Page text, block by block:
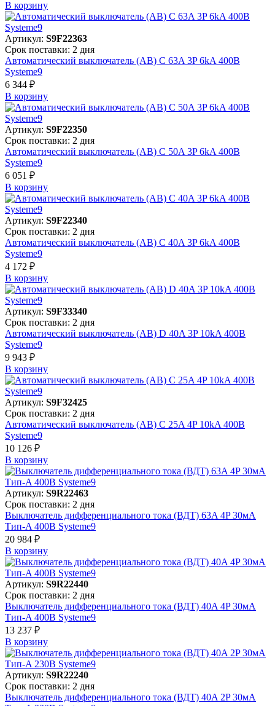
В корзинy
Артикул: S9F22363
Срок поставки: 2 дня
Автоматический выключатель (АВ) C 63A 3P 6kA 400В
Systeme9
6 344 ₽
В корзинy
Артикул: S9F22350
Срок поставки: 2 дня
Автоматический выключатель (АВ) C 50A 3P 6kA 400В
Systeme9
6 051 ₽
В корзинy
Артикул: S9F22340
Срок поставки: 2 дня
Автоматический выключатель (АВ) C 40A 3P 6kA 400В
Systeme9
4 172 ₽
В корзинy
Артикул: S9F33340
Срок поставки: 2 дня
Автоматический выключатель (АВ) D 40A 3P 10kA 400В
Systeme9
9 943 ₽
В корзинy
Артикул: S9F32425
Срок поставки: 2 дня
Автоматический выключатель (АВ) C 25A 4P 10kA 400В
Systeme9
10 126 ₽
В корзинy
Артикул: S9R22463
Срок поставки: 2 дня
Выключатель дифференциального тока (ВДТ) 63A 4P 30мА
Тип-A 400В Systeme9
20 984 ₽
В корзинy
Артикул: S9R22440
Срок поставки: 2 дня
Выключатель дифференциального тока (ВДТ) 40A 4P 30мА
Тип-A 400В Systeme9
13 237 ₽
В корзинy
Артикул: S9R22240
Срок поставки: 2 дня
Выключатель дифференциального тока (ВДТ) 40A 2P 30мА